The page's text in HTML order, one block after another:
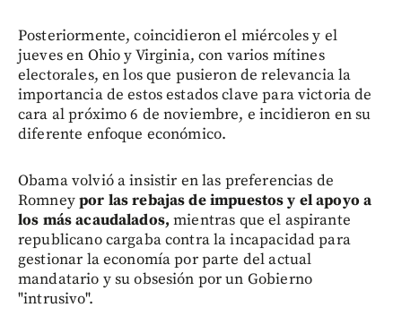
Posteriormente, coincidieron el miércoles y el
jueves en Ohio y Virginia, con varios mítines
electorales, en los que pusieron de relevancia la
importancia de estos estados clave para victoria de
cara al próximo 6 de noviembre, e incidieron en su
diferente enfoque económico.
Obama volvió a insistir en las preferencias de
Romneypor las rebajas de impuestos y el apoyo a
los más acaudalados, mientras que el aspirante
republicano cargaba contra la incapacidad para
gestionar la economía por parte del actual
mandatario y su obsesión por un Gobierno
"intrusivo".